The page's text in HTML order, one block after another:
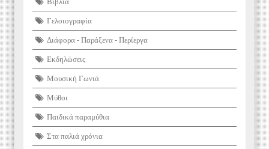
Γελοιογραφία
Διάφορα - Παράξενα - Περίεργα
Εκδηλώσεις
Μουσική Γωνιά
Μύθοι
Παιδικά παραμύθια
Στα παλιά χρόνια